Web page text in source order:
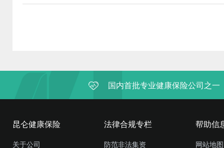
国内首批专业健康保险公司之一
昆仑健康保险
关于公司
法律合规专栏
防范非法集资
帮助信
网站地图